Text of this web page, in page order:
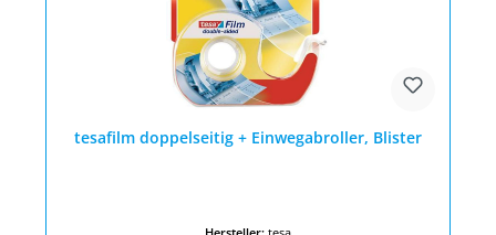
tesafilm doppelseitig + Einwegabroller, Blister